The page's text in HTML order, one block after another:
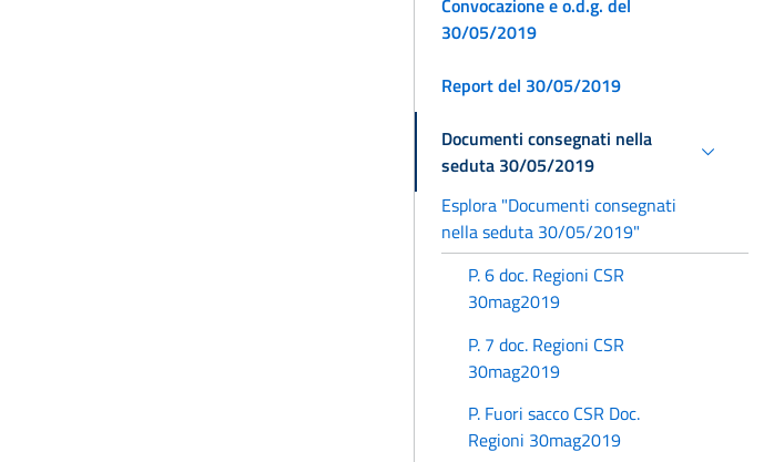
30/05/2019
Report del 30/05/2019
Documenti consegnati nella
seduta 30/05/2019
Esplora "Documenti consegnati
nella seduta 30/05/2019"
P. 6 doc. Regioni CSR
30mag2019
P. 7 doc. Regioni CSR
30mag2019
P. Fuori sacco CSR Doc.
Regioni 30mag2019